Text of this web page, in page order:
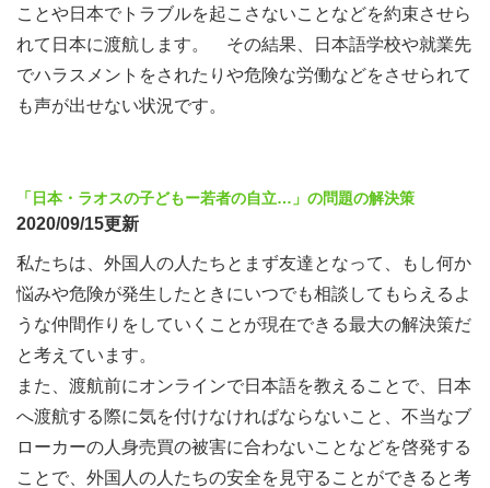
ことや日本でトラブルを起こさないことなどを約束させら
れて日本に渡航します。 その結果、日本語学校や就業先
でハラスメントをされたりや危険な労働などをさせられて
も声が出せない状況です。
「日本・ラオスの子どもー若者の自立…」の問題の解決策
2020/09/15更新
私たちは、外国人の人たちとまず友達となって、もし何か
悩みや危険が発生したときにいつでも相談してもらえるよ
うな仲間作りをしていくことが現在できる最大の解決策だ
と考えています。
また、渡航前にオンラインで日本語を教えることで、日本
へ渡航する際に気を付けなければならないこと、不当なブ
ローカーの人身売買の被害に合わないことなどを啓発する
ことで、外国人の人たちの安全を見守ることができると考